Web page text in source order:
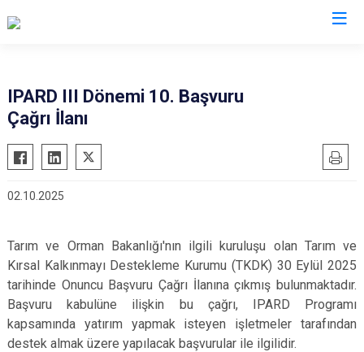
IPARD III Dönemi 10. Başvuru
Çağrı İlanı
02.10.2025
Tarım ve Orman Bakanlığı'nın ilgili kuruluşu olan Tarım ve
Kırsal Kalkınmayı Destekleme Kurumu (TKDK) 30 Eylül 2025
tarihinde Onuncu Başvuru Çağrı İlanına çıkmış bulunmaktadır.
Başvuru kabulüne ilişkin bu çağrı, IPARD Programı
kapsamında yatırım yapmak isteyen işletmeler tarafından
destek almak üzere yapılacak başvurular ile ilgilidir.